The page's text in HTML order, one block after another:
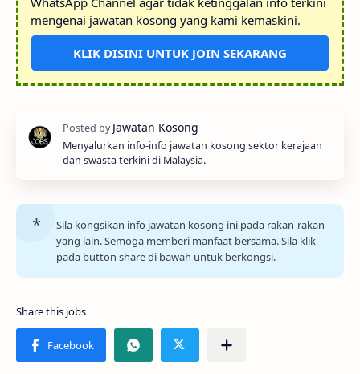
mengenai jawatan kosong yang kami kemaskini.
KLIK DISINI UNTUK JOIN SEKARANG
Menyalurkan info-info jawatan kosong sektor kerajaan
dan swasta terkini di Malaysia.
Sila kongsikan info jawatan kosong ini pada rakan-rakan
yang lain. Semoga memberi manfaat bersama. Sila klik
pada button share di bawah untuk berkongsi.